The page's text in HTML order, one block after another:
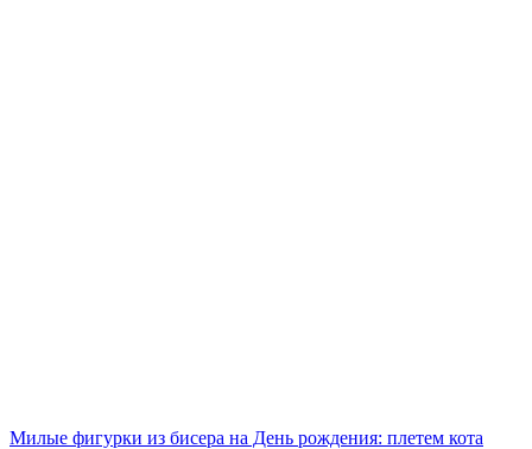
Милые фигурки из бисера на День рождения: плетем кота